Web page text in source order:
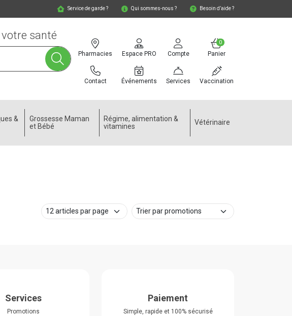
Service de garde ? Qui sommes-nous ? Besoin d’aide ?
Pharmacies
Contact
Espace PRO
Événements
Compte
Services
Panier
0
Vaccination
santé
&
Grossesse Maman
et Bébé
Régime, alimentation &
vitamines
Vétérinaire
Services
Promotions
Paiement
Simple, rapide et 100% sécurisé